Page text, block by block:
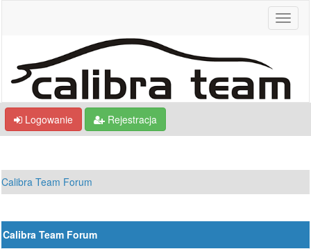
Logowanie Rejestracja
Calibra Team Forum
Calibra Team Forum